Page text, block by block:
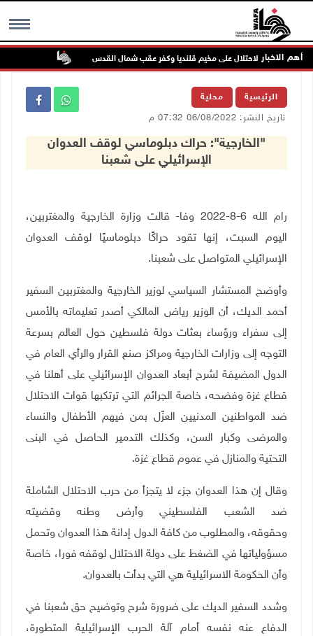
MENU أهم الاخبار
الرئيسية محلية
تاريخ النشر: 06/08/2022 07:32 م
"الخارجية": حراك دبلوماسي لوقف العدوان
الإسرائيلي على شعبنا
رام الله 6-8-2022 وفا- قالت وزارة الخارجية والمغتربين،
اليوم السبت، إنها تقود حراكًا دبلوماسيًا لوقف العدوان
الإسرائيلي المتواصل على شعبنا.
وأوضح المستشار السياسي لوزير الخارجية والمغتربين السفير
أحمد الديك، أن الوزير رياض المالكي أصدر تعليماته بالأمس
إلى سفراء ورؤساء بعثات دولة فلسطين حول العالم بسرعة
التوجه إلى وزارات الخارجية ومراكز صنع القرار والرأي العام في
الدول المضيفة لشرح أبعاد العدوان الإسرائيلي على أهلنا في
قطاع غزة وفضحه، خاصة الجرائم التي ترتكبها قوات الاحتلال
ضد المواطنين المدنيين العزّل بمن فيهم الأطفال والنساء
والمرضى وكبار السن، وكذلك التدمير الحاصل في البنى
التحتية والمنازل في عموم قطاع غزة.
وقال إن هذا العدوان جزء لا يتجزأ من حرب الاحتلال الشاملة
ضد الشعب الفلسطيني وأرض وطنه وقضيته
وحقوقه، والمطلوب من كافة الدول إدانة هذا العدوان وتحمل
مسؤولياتها في الضغط على دولة الاحتلال لوقفه فورا، خاصة
وأن الحكومة الاسرائيلية هي التي بدأت بالعدوان.
وشدد السفير الديك على ضرورة شرح وتوضيح حق شعبنا في
الدفاع عنه نفسه أمام آلة الحرب الإسرائيلية المتطورة،